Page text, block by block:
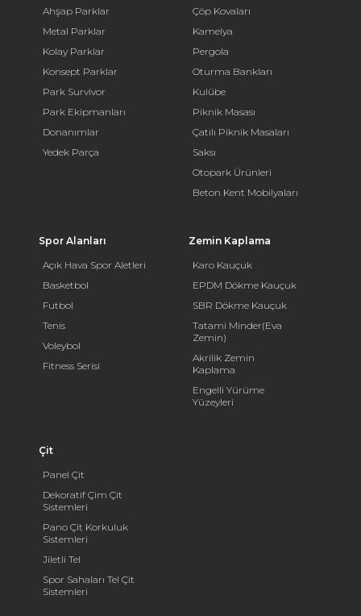
Ahşap Parklar
Metal Parklar
Kolay Parklar
Konsept Parklar
Park Survivor
Park Ekipmanları
Donanımlar
Yedek Parça
Çöp Kovaları
Kamelya
Pergola
Oturma Bankları
Kulübe
Piknik Masası
Çatılı Piknik Masaları
Saksı
Otopark Ürünleri
Beton Kent Mobilyaları
Spor Alanları
Açık Hava Spor Aletleri
Basketbol
Futbol
Tenis
Voleybol
Fitness Serisi
Zemin Kaplama
Karo Kauçuk
EPDM Dökme Kauçuk
SBR Dökme Kauçuk
Tatami Minder(Eva
Zemin)
Akrilik Zemin
Kaplama
Engelli Yürüme
Yüzeyleri
Çit
Panel Çit
Dekoratif Çim Çit
Sistemleri
Pano Çit Korkuluk
Sistemleri
Jiletli Tel
Spor Sahaları Tel Çit
Sistemleri